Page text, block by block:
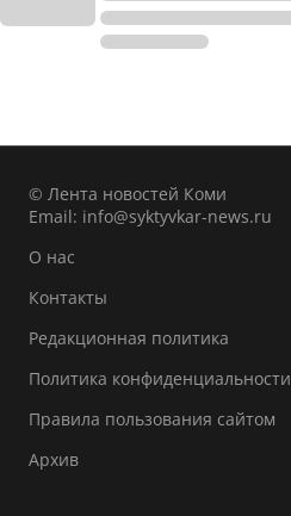
© Лента новостей Коми
Email: info@syktyvkar-news.ru
О нас
Контакты
Редакционная политика
Политика конфиденциальности
Правила пользования сайтом
Архив